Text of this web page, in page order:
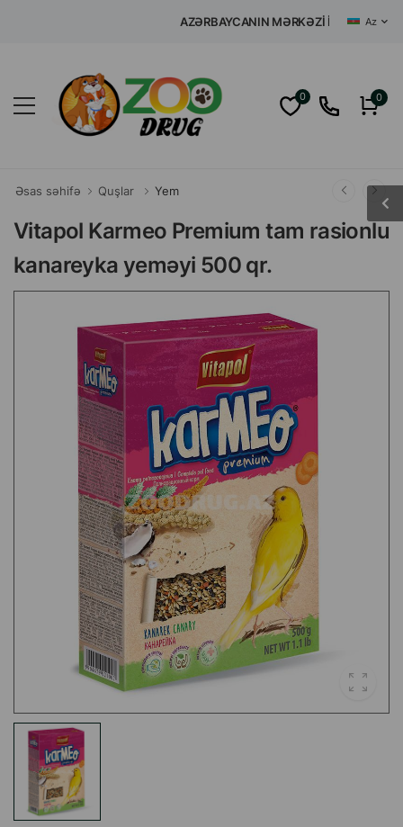
AZƏRBAYCANIN MƏRKƏZI İNTERNET
Az
0 0
Əsas səhifə Quşlar Yem
Vitapol Karmeo Premium tam rasionlu
kanareyka yeməyi 500 qr.